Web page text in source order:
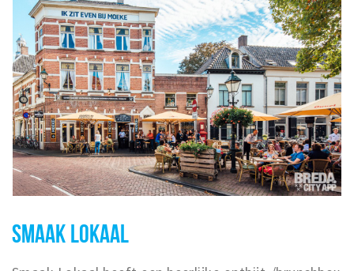
SMAAK LOKAAL